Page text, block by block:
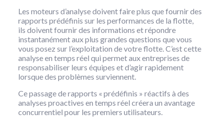
Les moteurs d’analyse doivent faire plus que fournir des
rapports prédéfinis sur les performances de la flotte,
ils doivent fournir des informations et répondre
instantanément aux plus grandes questions que vous
vous posez sur l’exploitation de votre flotte. C’est cette
analyse en temps réel qui permet aux entreprises de
responsabiliser leurs équipes et d’agir rapidement
lorsque des problèmes surviennent.
Ce passage de rapports « prédéfinis » réactifs à des
analyses proactives en temps réel créera un avantage
concurrentiel pour les premiers utilisateurs.